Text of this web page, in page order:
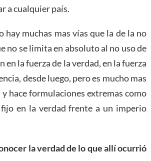
a cualquier país.
muchas mas vías que la de la no
no se limita en absoluto al no uso de
la fuerza de la verdad, en la fuerza
desde luego, pero es mucho mas
hace formulaciones extremas como
en la verdad frente a un imperio
la verdad de lo que allí ocurrió